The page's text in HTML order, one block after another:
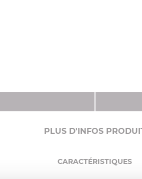
PLUS D'INFOS
CARACTÉRISTIQUES